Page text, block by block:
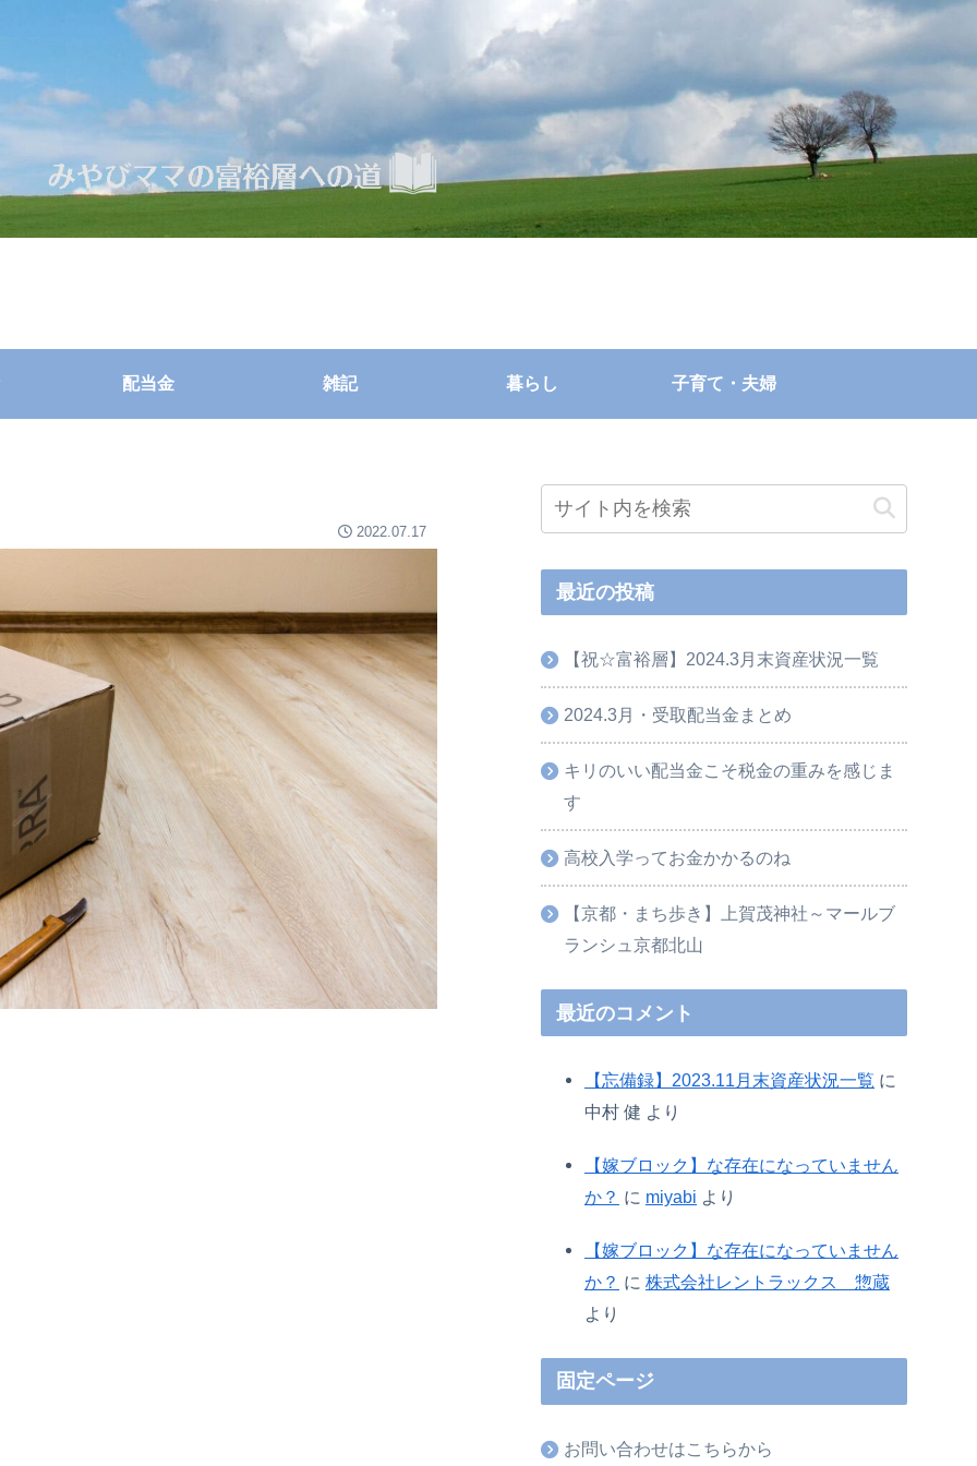
配当金 雑記 暮らし 子育て・夫婦
2022.07.17
最近の投稿
【祝☆富裕層】2024.3月末資産状況一覧
2024.3月・受取配当金まとめ
キリのいい配当金こそ税金の重みを感じま
す
高校入学ってお金かかるのね
【京都・まち歩き】上賀茂神社～マールブ
ランシュ京都北山
最近のコメント
【忘備録】2023.11月末資産状況一覧 に
中村 健 より
【嫁ブロック】な存在になっていません
か？ に miyabi より
【嫁ブロック】な存在になっていません
か？ に 株式会社レントラックス 惣蔵
より
固定ページ
お問い合わせはこちらから